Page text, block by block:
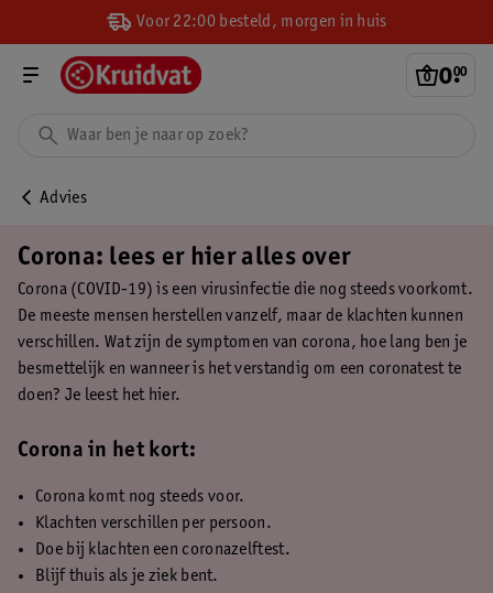
Voor 22:00 besteld, morgen in huis
0.
00
Advies
Corona: lees er hier alles over
Corona (COVID-19) is een virusinfectie die nog steeds voorkomt.
De meeste mensen herstellen vanzelf, maar de klachten kunnen
verschillen. Wat zijn de symptomen van corona, hoe lang ben je
besmettelijk en wanneer is het verstandig om een coronatest te
doen? Je leest het hier.
Corona in het kort:
Corona komt nog steeds voor.
Klachten verschillen per persoon.
Doe bij klachten een coronazelftest.
Blijf thuis als je ziek bent.